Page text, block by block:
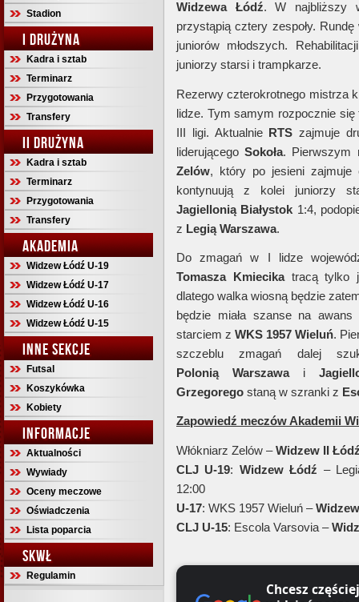
Stadion
I DRUŻYNA
Kadra i sztab
Terminarz
Przygotowania
Transfery
II DRUŻYNA
Kadra i sztab
Terminarz
Przygotowania
Transfery
AKADEMIA
Widzew Łódź U-19
Widzew Łódź U-17
Widzew Łódź U-16
Widzew Łódź U-15
INNE SEKCJE
Futsal
Koszykówka
Kobiety
INFORMACJE
Aktualności
Wywiady
Oceny meczowe
Oświadczenia
Lista poparcia
SKWŁ
Regulamin
Widzewa
Łódź. W najbliższy
przystąpią cztery zespoły.
juniorów młodszych.
juniorzy starsi i trampkarze.
Rezerwy czterokrotnego mistrza
lidze. Tym samym rozpocznie
III ligi. Aktualnie RTS zajmuje
liderującegoSokoła. Pierwszym
Zelów, który po jesieni zajmuje
kontynuują z kolei juniorzy
Jagiellonią Białystok 1:4,
z Legią Warszawa.
Do zmagań w I lidze
Tomasza Kmiecikatracą tylko
dlatego walka wiosną będzie
będzie miała szanse na
starciem z WKS 1957 Wieluń.
szczeblu zmagań dalej
Polonią
Warszawai
Grzegorego staną w szranki z
Zapowiedź meczów Akademii
Włókniarz Zelów –Widzew II
CLJ U-19: Widzew Łódź –
12:00
U-17: WKS 1957 Wieluń –
CLJ U-15: Escola Varsovia –
Chcesz częściej